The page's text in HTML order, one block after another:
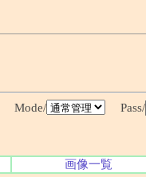
Mode/ Pass/
画像一覧